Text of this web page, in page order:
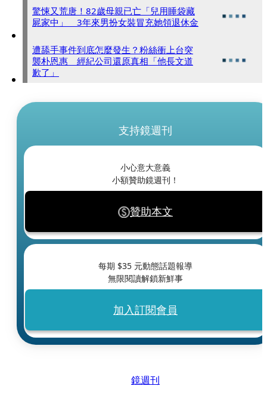
驚悚又荒唐！82歲母親已亡「兒用睡袋藏
屍家中」 3年來男扮女裝冒充她領退休金
遭舔手事件到底怎麼發生？粉絲衝上台突
襲朴恩惠 經紀公司還原真相「他長文道
歉了」
支持鏡週刊
小心意大意義
小額贊助鏡週刊！
贊助本文
每期 $35 元動態話題報導
無限閱讀解鎖新鮮事
加入訂閱會員
鏡週刊